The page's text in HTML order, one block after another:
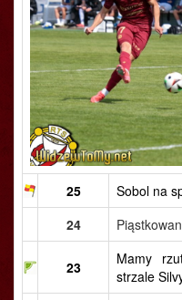
25
Sobol na
24
23
Mamy
strzale